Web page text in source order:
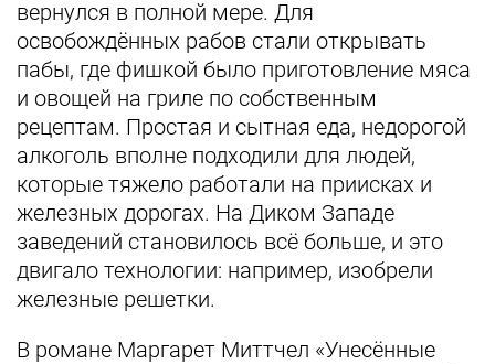
вернулся в полной мере. Для
освобождённых рабов стали открывать
пабы, где фишкой было приготовление мяса
и овощей на гриле по собственным
рецептам. Простая и сытная еда, недорогой
алкоголь вполне подходили для людей,
которые тяжело работали на приисках и
железных дорогах. На Диком Западе
заведений становилось всё больше, и это
двигало технологии: например, изобрели
железные решетки.
В романе Маргарет Миттчел «Унесённые